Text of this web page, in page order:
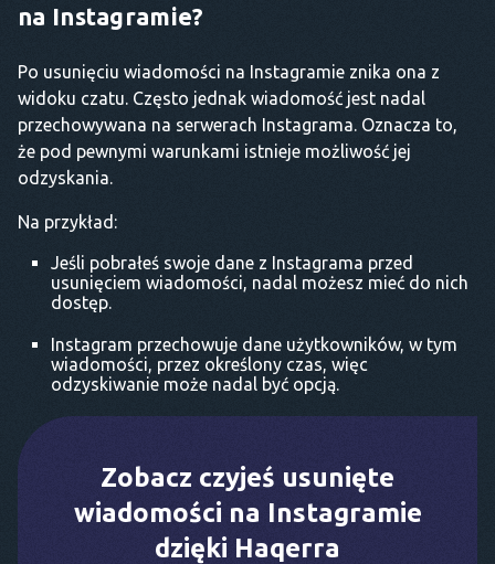
na Instagramie?
Po usunięciu wiadomości na Instagramie znika ona z
widoku czatu. Często jednak wiadomość jest nadal
przechowywana na serwerach Instagrama. Oznacza to,
że pod pewnymi warunkami istnieje możliwość jej
odzyskania.
Na przykład:
Jeśli pobrałeś swoje dane z Instagrama przed
usunięciem wiadomości, nadal możesz mieć do nich
dostęp.
Instagram przechowuje dane użytkowników, w tym
wiadomości, przez określony czas, więc
odzyskiwanie może nadal być opcją.
Zobacz czyjeś usunięte
wiadomości na Instagramie
dzięki Haqerra